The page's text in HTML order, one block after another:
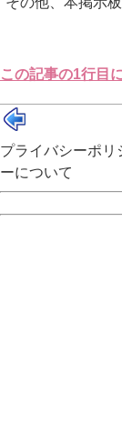
この記事の1行目
プライバシーポリ
ーについて